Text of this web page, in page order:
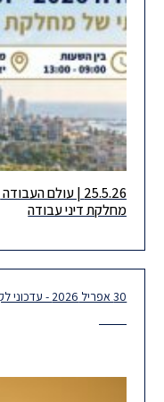
צוות דיני העבודה של
בישראל למהדורת 2026 של The US-Israel Legal Review. הפרק
כמדי שנה, אנו שמחים
מחלקת דיני עבודה
30 אפריל 2026 - עדכוני לקוחות